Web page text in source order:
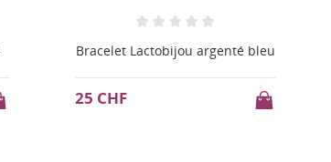
Bracelet Lactobijou confetti
14,4 CHF